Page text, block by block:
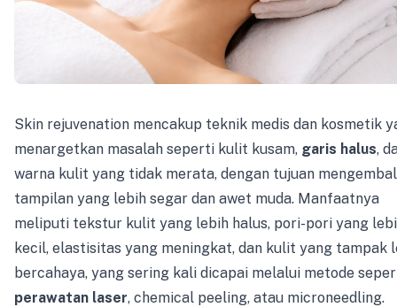
Skin rejuvenation mencakup teknik medis dan kosmetik
menargetkan masalah seperti kulit kusam, garis halus,
warna kulit yang tidak merata, dengan tujuan
tampilan yang lebih segar dan awet muda. Manfaatnya
meliputi tekstur kulit yang lebih halus, pori-pori yang
kecil, elastisitas yang meningkat, dan kulit yang tampak
bercahaya, yang sering kali dicapai melalui metode
perawatan laser, chemical peeling, atau microneedling.